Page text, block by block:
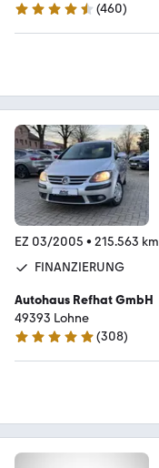
4.7 Sterne
(460)
EZ 03/2005 • 215.563 km
FINANZIERUNG
Autohaus Refhat GmbH
49393 Lohne
4.8 Sterne
(308)